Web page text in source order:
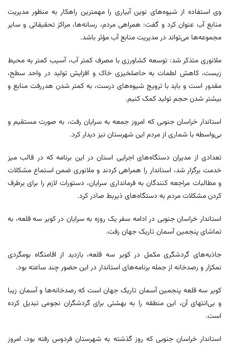
وی استفاده از شیوه‌های نوین آبیاری را مهمترین راهکار به منظور مدیریت
منابع آب عنوان کرد و گفت: همراهی مردم، رسانه‌ها، مراکز تحقیقاتی و سایر
مجموعه‌ها می‌تواند در مدیریت منابع آب مؤثر باشد.
ملانوری متذکر شد: توسعه کشاورزی با مصرف کمتر آب، آسیب کمتر به محیط
زیست، کاهش لطمات به حاصلخیزی خاک و افزایش تولید در واحد سطح،
مقدور است و باید با ترویج شیوه‌های درست، به کمتر شدن هدررفت منابع و
بیشتر شدن حجم تولید کمک کنیم.
استاندار خراسان جنوبی که امروز جمعه به سرایان رفت، به صورت مستقیم و
بی‌واسطه با شماری از مردم این شهرستان نیز دیدار کرد.
تعدادی از مدیران دستگاه‌های اجرایی استان در این برنامه که در قالب میز
خدمت برگزار شد، استاندار را همراهی کردند و ملانوری ضمن استماع مشکلات
و مطالبات مراجعه کنندگان به فرمانداری سرایان، دستورات لازم را برای برطرف
کردن مشکلات مردم به دستگاه‌های ذیربط صادر کرد.
استاندار خراسان جنوبی در ادامه سفر یک روزه به سرایان در کویر سه قلعه، به
تماشای پنجمین آسمان تاریک جهان رفت.
جاذبه‌های گردشگری مکمل در کویر سه قلعه، بازدید از اقامتگاه بومگردی
نمکزار و رصدخانه‌ از جمله برنامه‌های استاندار در این حضور چند ساعته بود.
کویر سه قلعه پنجمین آسمان تاریک جهان است که رصدخانه‌ها و آسمان زیبا
و بی‌انتهای آن، این منطقه را به بهشتی برای گردشگران نجومی تبدیل کرده
است.
استاندار خراسان جنوبی که روز گذشته به شهرستان فردوس رفته بود، امروز